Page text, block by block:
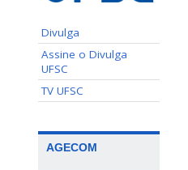
Divulga
Assine o Divulga
UFSC
TV UFSC
AGECOM